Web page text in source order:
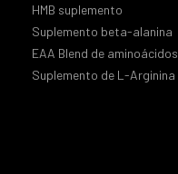
HMB suplemento
Suplemento beta-alanina
EAA Blend de aminoácidos
Suplemento de L-Arginina